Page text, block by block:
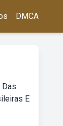
DMCA
Das
E